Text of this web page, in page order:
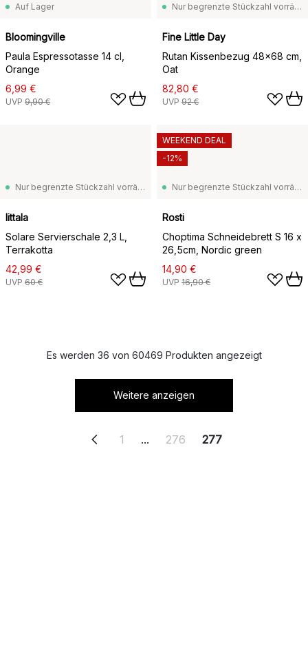
Auf Lager
Bloomingville
Paula Espressotasse 14 cl,
Orange
6,99 €
UVP 9,90 €
Nur begrenzte Stückzahl vorrätig
Fine Little Day
Rutan Kissenbezug 48x68 cm,
Oat
82,80 €
UVP 92 €
Nur begrenzte Stückzahl vorrätig
Iittala
Solare Servierschale 2,3 L,
Terrakotta
42,99 €
UVP 60 €
Nur begrenzte Stückzahl vorrätig
Rosti
Choptima Schneidebrett S 16 x
26,5cm, Nordic green
14,90 €
UVP 16,90 €
WEEKEND DEAL
-12%
Es werden 36 von 60469 Produkten angezeigt
Weitere anzeigen
1 ... 276 277